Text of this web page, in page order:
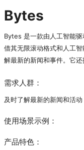
Bytes
Bytes 是一款由人工智能
借其无限滚动格式和人工
解最新的新闻和事件。它
需求人群：
及时了解最新的新闻和活动
使用场景示例：
产品特色：